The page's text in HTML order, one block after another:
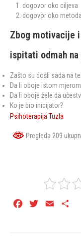
dogovor oko ciljeva
dogovor oko
Zbog motivacije
ispitati odmah
Zašto su došli sada na
Da li oboje istom
Da li oboje žele da
Ko je bio inicijator?
Psihoterapija Tuzla
Pregleda 209
FacebookTwitterEmail